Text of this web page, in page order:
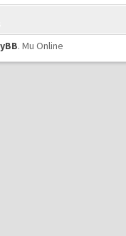
. Mu Online